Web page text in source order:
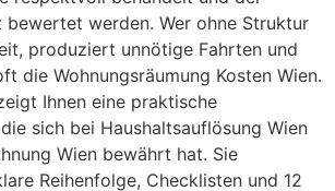
bewertet werden. Wer ohne Struktur
produziert unnötige Fahrten und
die Wohnungsräumung Kosten Wien.
Ihnen eine praktische
sich bei Haushaltsauflösung Wien
Wien bewährt hat. Sie
Reihenfolge, Checklisten und 12